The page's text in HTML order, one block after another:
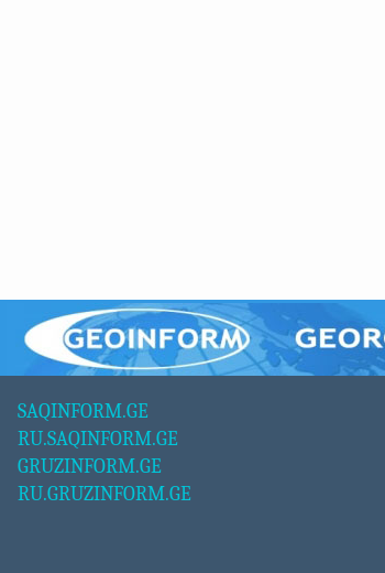
SAQINFORM.GE
RU.SAQINFORM.GE
GRUZINFORM.GE
RU.GRUZINFORM.GE